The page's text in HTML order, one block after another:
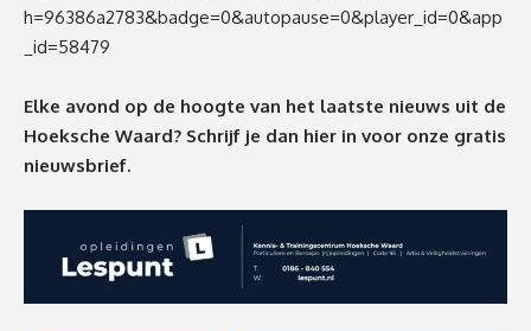
h=96386a2783&badge=0&autopause=0&player_id=0&app
_id=58479
Elke avond op de hoogte van het laatste nieuws uit de
Hoeksche Waard? Schrijf je dan hier in voor onze gratis
nieuwsbrief.